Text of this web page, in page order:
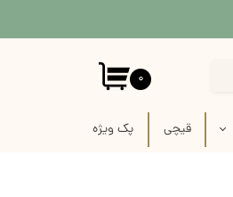
قیچی پک‌‌ ویژه
۰